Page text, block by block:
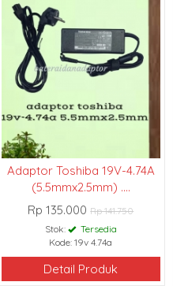
Adaptor Toshiba 19V-4.74A
(5.5mmx2.5mm) ....
Rp 135.000Rp 141.750
Stok:
Tersedia
Kode: 19v 4.74a
Detail Produk